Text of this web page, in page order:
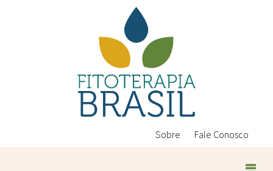
Sobre Fale Conosco